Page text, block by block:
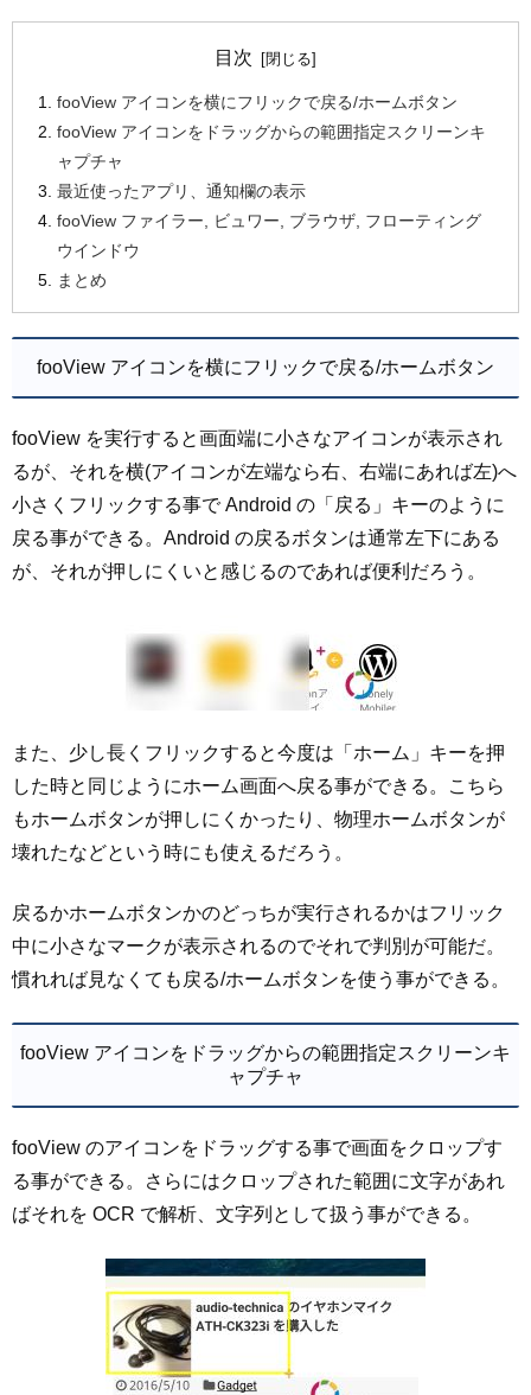
目次
fooView アイコンを横にフリックで戻る/ホームボタン
fooView アイコンをドラッグからの範囲指定スクリーンキ
ャプチャ
最近使ったアプリ、通知欄の表示
fooView ファイラー, ビュワー, ブラウザ, フローティング
ウインドウ
まとめ
fooView アイコンを横にフリックで戻る/ホームボタン
fooView を実行すると画面端に小さなアイコンが表示され
るが、それを横(アイコンが左端なら右、右端にあれば左)へ
小さくフリックする事で Android の「戻る」キーのように
戻る事ができる。Android の戻るボタンは通常左下にある
が、それが押しにくいと感じるのであれば便利だろう。
また、少し長くフリックすると今度は「ホーム」キーを押
した時と同じようにホーム画面へ戻る事ができる。こちら
もホームボタンが押しにくかったり、物理ホームボタンが
壊れたなどという時にも使えるだろう。
戻るかホームボタンかのどっちが実行されるかはフリック
中に小さなマークが表示されるのでそれで判別が可能だ。
慣れれば見なくても戻る/ホームボタンを使う事ができる。
fooView アイコンをドラッグからの範囲指定スクリーンキ
ャプチャ
fooView のアイコンをドラッグする事で画面をクロップす
る事ができる。さらにはクロップされた範囲に文字があれ
ばそれを OCR で解析、文字列として扱う事ができる。